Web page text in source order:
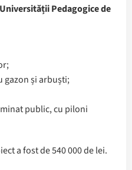
Pedagogice de
gazon și arbuști;
public, cu piloni
a fost de 540 000 de lei.